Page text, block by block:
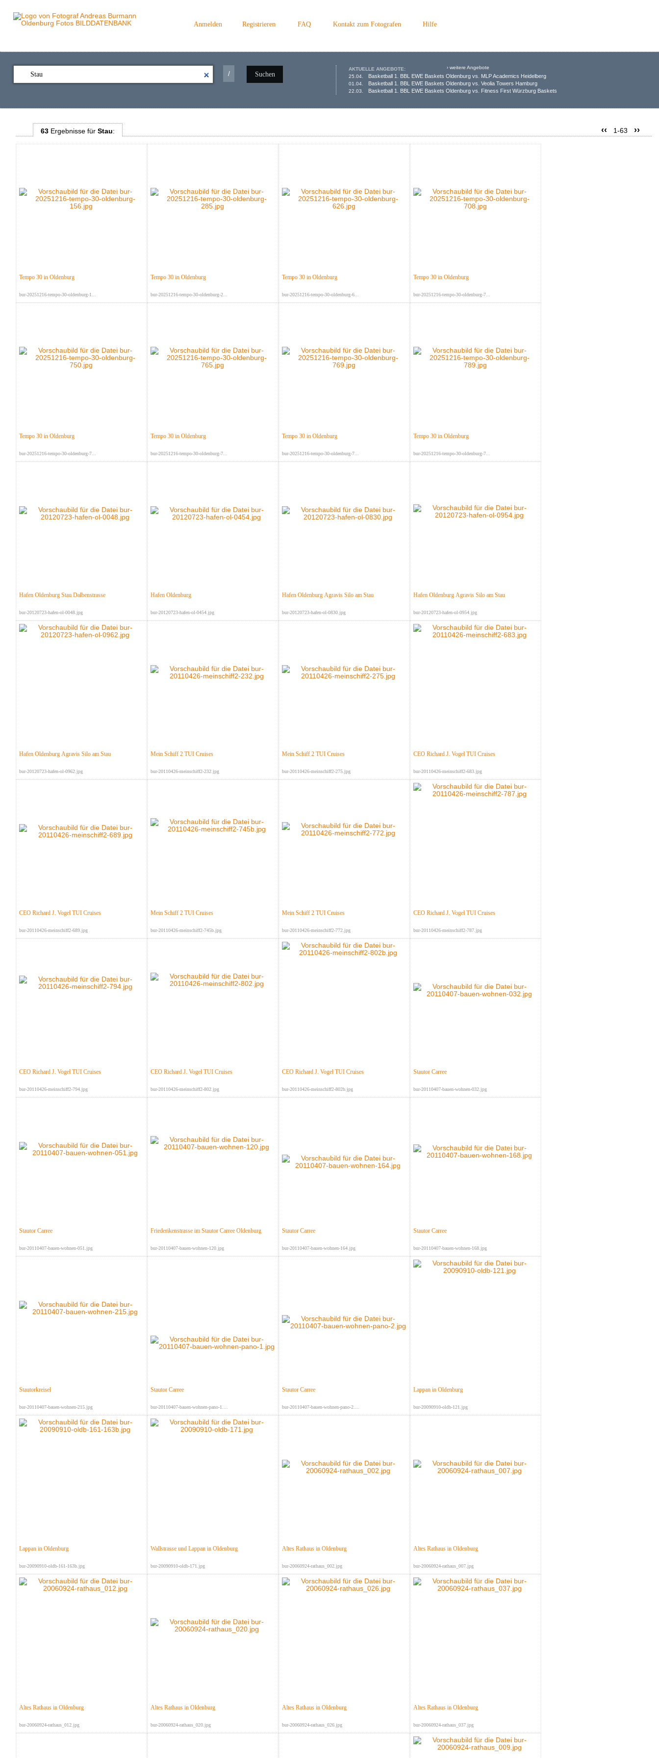
Anmelden Registrieren FAQ Kontakt zum Fotografen Hilfe
/ Suchen
› weitere Angebote
AKTUELLE ANGEBOTE:
25.04.
Basketball 1. BBL EWE Baskets Oldenburg vs. MLP Academics Heidelberg
01.04. Basketball 1. BBL EWE Baskets Oldenburg vs. Veolia Towers Hamburg
22.03. Basketball 1. BBL EWE Baskets Oldenburg vs. Fitness First Würzburg Baskets
63Ergebnisse für Stau: ‹‹ 1-63 ››
Tempo 30 in Oldenburg
bur-20251216-tempo-30-oldenburg-1...
Tempo 30 in Oldenburg
bur-20251216-tempo-30-oldenburg-2...
Tempo 30 in Oldenburg
bur-20251216-tempo-30-oldenburg-6...
Tempo 30 in Oldenburg
bur-20251216-tempo-30-oldenburg-7...
Tempo 30 in Oldenburg
bur-20251216-tempo-30-oldenburg-7...
Tempo 30 in Oldenburg
bur-20251216-tempo-30-oldenburg-7...
Tempo 30 in Oldenburg
bur-20251216-tempo-30-oldenburg-7...
Tempo 30 in Oldenburg
bur-20251216-tempo-30-oldenburg-7...
Hafen Oldenburg Stau Dalbenstrasse
bur-20120723-hafen-ol-0048.jpg
Hafen Oldenburg
bur-20120723-hafen-ol-0454.jpg
Hafen Oldenburg Agravis Silo am Stau
bur-20120723-hafen-ol-0830.jpg
Hafen Oldenburg Agravis Silo am Stau
bur-20120723-hafen-ol-0954.jpg
Hafen Oldenburg Agravis Silo am Stau
bur-20120723-hafen-ol-0962.jpg
Mein Schiff 2 TUI Cruises
bur-20110426-meinschiff2-232.jpg
Mein Schiff 2 TUI Cruises
bur-20110426-meinschiff2-275.jpg
CEO Richard J. Vogel TUI Cruises
bur-20110426-meinschiff2-683.jpg
CEO Richard J. Vogel TUI Cruises
bur-20110426-meinschiff2-689.jpg
Mein Schiff 2 TUI Cruises
bur-20110426-meinschiff2-745b.jpg
Mein Schiff 2 TUI Cruises
bur-20110426-meinschiff2-772.jpg
CEO Richard J. Vogel TUI Cruises
bur-20110426-meinschiff2-787.jpg
CEO Richard J. Vogel TUI Cruises
bur-20110426-meinschiff2-794.jpg
CEO Richard J. Vogel TUI Cruises
bur-20110426-meinschiff2-802.jpg
CEO Richard J. Vogel TUI Cruises
bur-20110426-meinschiff2-802b.jpg
Stautor Carree
bur-20110407-bauen-wohnen-032.jpg
Stautor Carree
bur-20110407-bauen-wohnen-051.jpg
Friederikenstrasse im Stautor Carree Oldenburg
bur-20110407-bauen-wohnen-120.jpg
Stautor Carree
bur-20110407-bauen-wohnen-164.jpg
Stautor Carree
bur-20110407-bauen-wohnen-168.jpg
Stautorkreisel
bur-20110407-bauen-wohnen-215.jpg
Stautor Carree
bur-20110407-bauen-wohnen-pano-1....
Stautor Carree
bur-20110407-bauen-wohnen-pano-2....
Lappan in Oldenburg
bur-20090910-oldb-121.jpg
Lappan in Oldenburg
bur-20090910-oldb-161-163b.jpg
Wallstrasse und Lappan in Oldenburg
bur-20090910-oldb-171.jpg
Altes Rathaus in Oldenburg
bur-20060924-rathaus_002.jpg
Altes Rathaus in Oldenburg
bur-20060924-rathaus_007.jpg
Altes Rathaus in Oldenburg
bur-20060924-rathaus_012.jpg
Altes Rathaus in Oldenburg
bur-20060924-rathaus_020.jpg
Altes Rathaus in Oldenburg
bur-20060924-rathaus_026.jpg
Altes Rathaus in Oldenburg
bur-20060924-rathaus_037.jpg